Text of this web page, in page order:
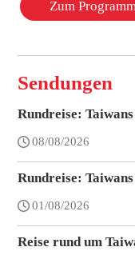
Zum
Sendungen
Rundreise:
08/08/2026
Rundreise:
01/08/2026
Reise rund um